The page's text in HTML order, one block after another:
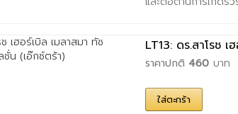
LT13: ดร.สาโรช
ราคาปกติ 460 บาท
ใส่ตะกร้า